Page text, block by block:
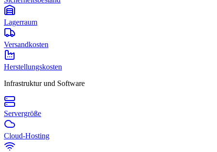
Lagerraum
Versandkosten
Herstellungskosten
Infrastruktur und Software
Servergröße
Cloud-Hosting